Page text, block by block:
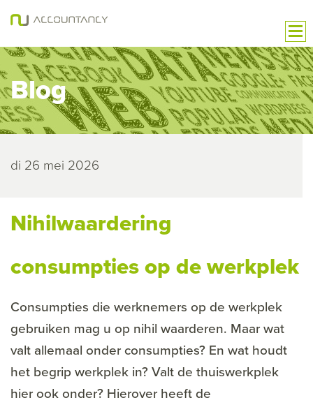
Blog
di 26 mei 2026
Nihilwaardering
consumpties op de werkplek
Consumpties die werknemers op de werkplek
gebruiken mag u op nihil waarderen. Maar wat
valt allemaal onder consumpties? En wat houdt
het begrip werkplek in? Valt de thuiswerkplek
hier ook onder? Hierover heeft de